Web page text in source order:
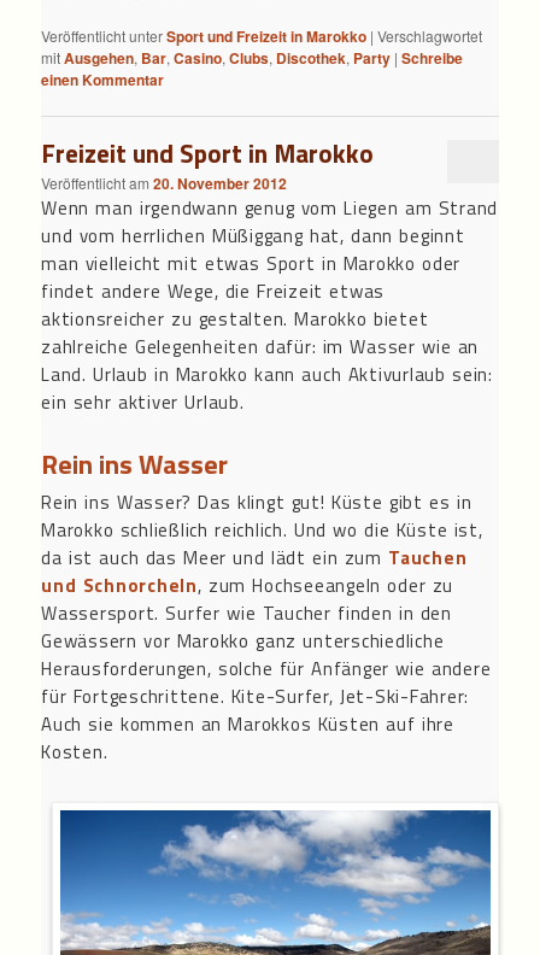
Veröffentlicht unterSport und Freizeit in Marokko |Verschlagwortet
mitAusgehen, Bar,Casino,Clubs, Discothek, Party |Schreibe
einen Kommentar
Freizeit und Sport in Marokko
Veröffentlicht am20. November 2012
Wenn man irgendwann genug vom Liegen am Strand
und vom herrlichen Müßiggang hat, dann beginnt
man vielleicht mit etwas Sport in Marokko oder
findet andere Wege, die Freizeit etwas
aktionsreicher zu gestalten. Marokko bietet
zahlreiche Gelegenheiten dafür: im Wasser wie an
Land. Urlaub in Marokko kann auch Aktivurlaub sein:
ein sehr aktiver Urlaub.
Rein ins Wasser
Rein ins Wasser? Das klingt gut! Küste gibt es in
Marokko schließlich reichlich. Und wo die Küste ist,
da ist auch das Meer und lädt ein zum Tauchen
und Schnorcheln, zum Hochseeangeln oder zu
Wassersport. Surfer wie Taucher finden in den
Gewässern vor Marokko ganz unterschiedliche
Herausforderungen, solche für Anfänger wie andere
für Fortgeschrittene. Kite-Surfer, Jet-Ski-Fahrer:
Auch sie kommen an Marokkos Küsten auf ihre
Kosten.